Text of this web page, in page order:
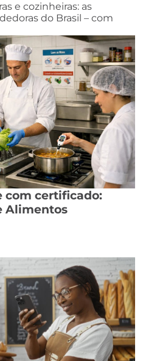
e cozinheiras: as
do Brasil – com
com certificado:
Alimentos